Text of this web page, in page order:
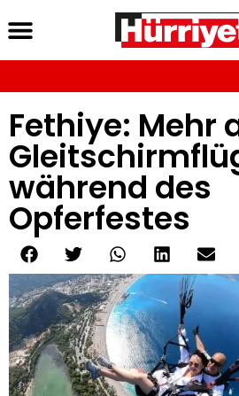
Fethiye: Mehr
während des
Opferfestes